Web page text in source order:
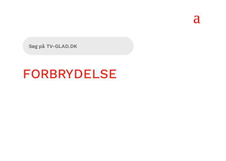
FORBRYDELSE